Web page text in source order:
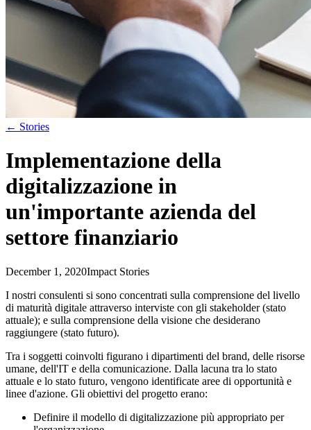
← Stories
Implementazione della
digitalizzazione in
un'importante azienda del
settore finanziario
December 1, 2020Impact Stories
I nostri consulenti si sono concentrati sulla comprensione del livello
di maturità digitale attraverso interviste con gli stakeholder (stato
attuale); e sulla comprensione della visione che desiderano
raggiungere (stato futuro).
Tra i soggetti coinvolti figurano i dipartimenti del brand, delle risorse
umane, dell'IT e della comunicazione. Dalla lacuna tra lo stato
attuale e lo stato futuro, vengono identificate aree di opportunità e
linee d'azione. Gli obiettivi del progetto erano:
Definire il modello di digitalizzazione più appropriato per